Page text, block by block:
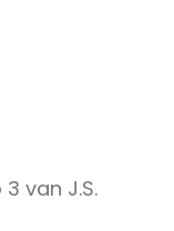
van J.S.